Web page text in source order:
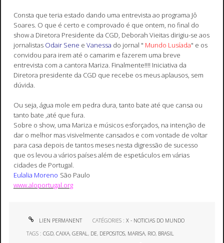
Consta que teria estado dando uma entrevista ao programa Jô
Soares. O que é certo e comprovado é que ontem, no final do
show a Diretora Presidente da CGD, Deborah Vieitas dirigiu-se aos
jornalistas Odair Sene e Vanessa do jornal " Mundo Lusíada" e os
convidou para irem até o camarim e fazerem uma breve
entrevista com a cantora Mariza. Finalmente!!!! Iniciativa da
Diretora presidente da CGD que recebe os meus aplausos, sem
dúvida.
Ou seja, água mole em pedra dura, tanto bate até que cansa ou
tanto bate ,até que fura.
Sobre o show, uma Mariza e músicos esforçados, na intenção de
dar o melhor mas visivelmente cansados e com vontade de voltar
para casa depois de tantos meses nesta digressão de sucesso
que os levou a vários países além de espetáculos em várias
cidades de Portugal.
Eulalia Moreno São Paulo
www.aloportugal.org
LIEN PERMANENT CATÉGORIES :X - NOTICIAS DO MUNDO
TAGS :CGD,CAIXA,GERAL, DE, DEPOSITOS, MARISA, RIO, BRASIL